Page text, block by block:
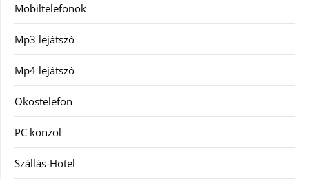
Mobiltelefonok
Mp3 lejátszó
Mp4 lejátszó
Okostelefon
PC konzol
Szállás-Hotel